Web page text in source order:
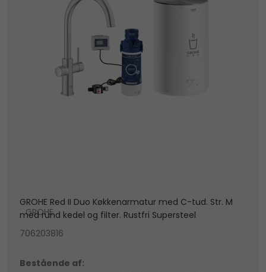
GROHE Red II Duo Køkkenarmatur med C-tud. Str. M
med rund kedel og filter. Rustfri Supersteel
GROHE
706203816
Bestående af: